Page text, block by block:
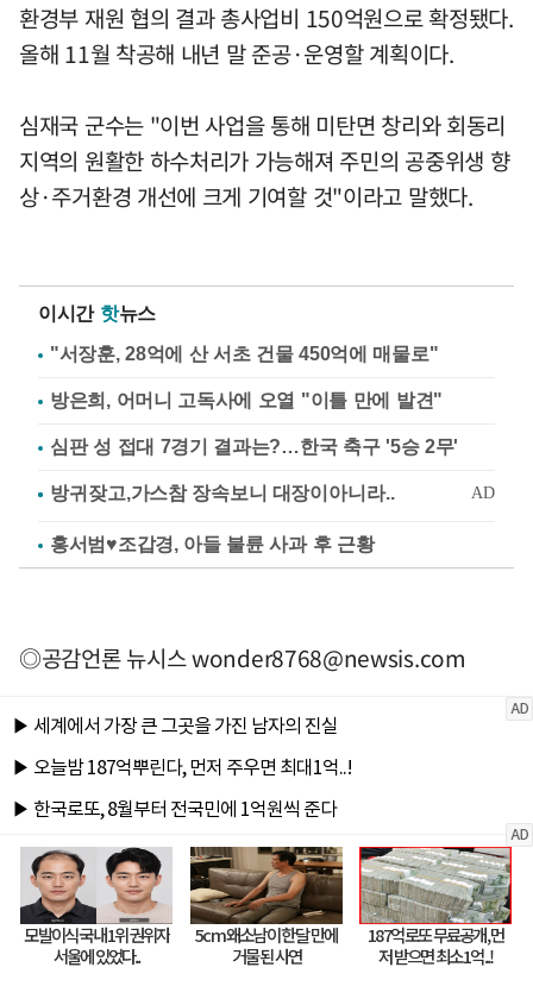
환경부 재원 협의 결과 총사업비 150억원으로 확정됐다.
올해 11월 착공해 내년 말 준공·운영할 계획이다.
심재국 군수는 "이번 사업을 통해 미탄면 창리와 회동리
지역의 원활한 하수처리가 가능해져 주민의 공중위생 향
상·주거환경 개선에 크게 기여할 것"이라고 말했다.
이시간 핫뉴스
"서장훈, 28억에 산 서초 건물 450억에 매물로"
방은희, 어머니 고독사에 오열 "이틀 만에 발견"
심판 성 접대 7경기 결과는?…한국 축구 '5승 2무'
홍서범♥조갑경, 아들 불륜 사과 후 근황
◎공감언론 뉴시스wonder8768@newsis.com